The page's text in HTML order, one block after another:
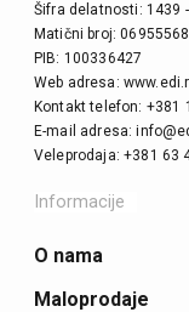
Šifra delatnosti: 1439
Matični broj: 06955568
PIB: 100336427
Web adresa:
Kontakt telefon: +381
E-mail adresa:
Veleprodaja: +381 63
Informacije
O nama
Maloprodaje